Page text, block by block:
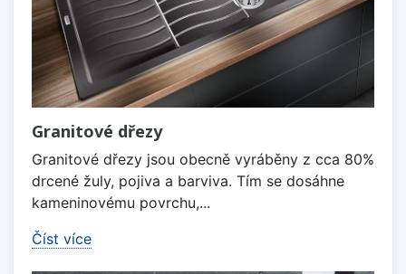
Granitové dřezy
Granitové dřezy jsou obecně vyráběny z cca 80%
drcené žuly, pojiva a barviva. Tím se dosáhne
kameninovému povrchu,...
Číst více